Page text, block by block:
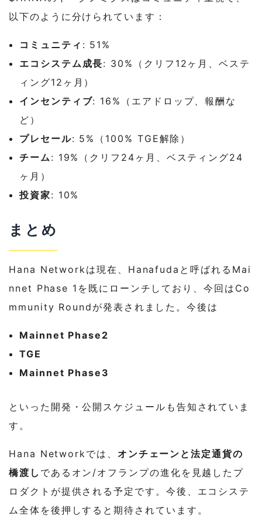
以下のように分けられています：
コミュニティ : 51%
エコシステム成長: 30%（クリフ12ヶ月、ベステ
ィング12ヶ月）
インセンティブ: 16%（エアドロップ、報酬な
ど）
プレセール: 5%（100% TGE解除）
チーム: 19%（クリフ24ヶ月、ベスティング24
ヶ月）
投資家: 10%
まとめ
Hana Networkは現在、Hanafudaと呼ばれるMai
nnet Phase 1を既にローンチしており、今回はCo
mmunity Roundが発表されました。今後は
Mainnet Phase2
TGE
Mainnet Phase3
といった開発・公開スケジュールも告知されていま
す。
Hana Networkでは、 オンチェーンと法定通貨の
橋渡し であるオン/オフランプの進化を見越したプ
ロダクトが提供される予定です。今後、エコシステ
ム全体を後押しすると期待されています。